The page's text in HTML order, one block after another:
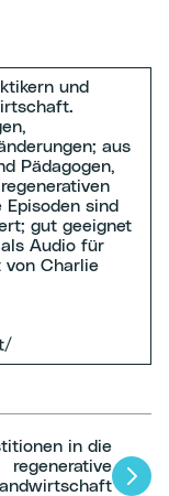
und
aus
Pädagogen,
Episoden sind
gut geeignet
Audio für
von Charlie
in die
regenerative